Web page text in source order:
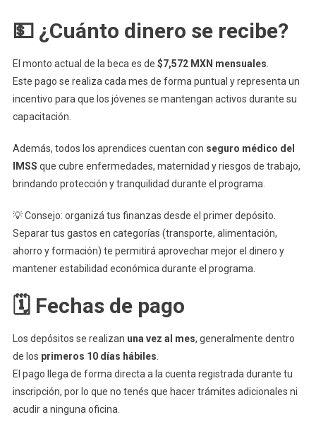
💵 ¿Cuánto dinero se recibe?
El monto actual de la beca es de $7,572 MXN mensuales
Este pago se realiza cada mes de forma puntual y representa un
incentivo para que los jóvenes se mantengan activos durante su
capacitación.
Además, todos los aprendices cuentan con seguro médico del
IMSS que cubre enfermedades, maternidad y riesgos de trabajo,
brindando protección y tranquilidad durante el programa.
💡 Consejo: organizá tus finanzas desde el primer depósito.
Separar tus gastos en categorías (transporte, alimentación,
ahorro y formación) te permitirá aprovechar mejor el dinero y
mantener estabilidad económica durante el programa.
🗓️ Fechas de pago
Los depósitos se realizan una vez al mes, generalmente dentro
de los primeros 10 días hábiles
El pago llega de forma directa a la cuenta registrada durante tu
inscripción, por lo que no tenés que hacer trámites adicionales ni
acudir a ninguna oficina.